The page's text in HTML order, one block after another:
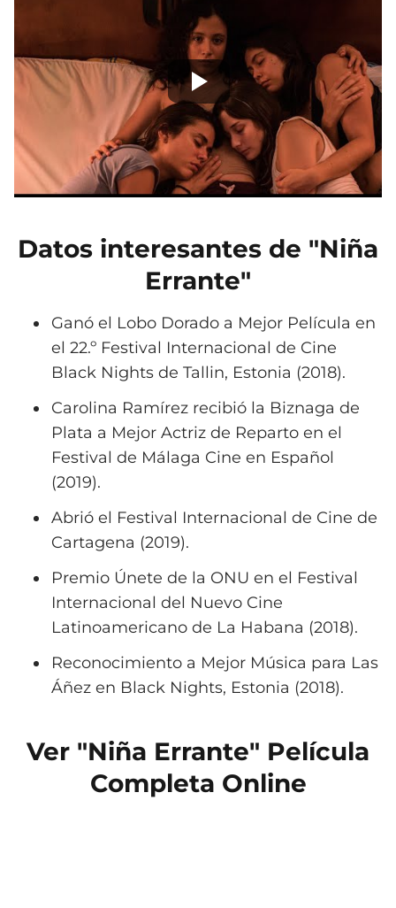
Datos interesantes de "Niña
Errante"
Ganó el Lobo Dorado a Mejor Película en
el 22.º Festival Internacional de Cine
Black Nights de Tallin, Estonia (2018).
Carolina Ramírez recibió la Biznaga de
Plata a Mejor Actriz de Reparto en el
Festival de Málaga Cine en Español
(2019).
Abrió el Festival Internacional de Cine de
Cartagena (2019).
Premio Únete de la ONU en el Festival
Internacional del Nuevo Cine
Latinoamericano de La Habana (2018).
Reconocimiento a Mejor Música para Las
Áñez en Black Nights, Estonia (2018).
Ver "Niña Errante" Película
Completa Online